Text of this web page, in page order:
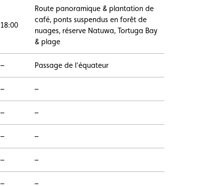
18:00
Route panoramique & plantation de
café, ponts suspendus en forêt de
nuages, réserve Natuwa, Tortuga Bay
& plage
– Passage de l’équateur
– –
– –
– –
– –
– –